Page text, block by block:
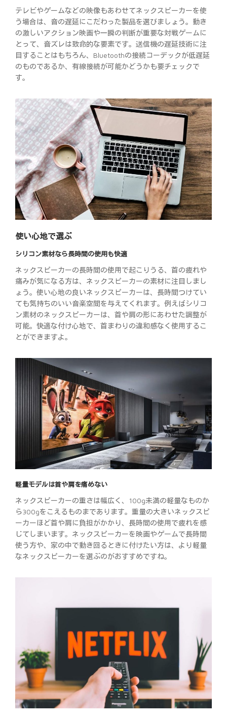
テレビやゲームなどの映像もあわせてネックスピーカーを使
う場合は、音の遅延にこだわった製品を選びましょう。動き
の激しいアクション映画や一瞬の判断が重要な対戦ゲームに
とって、音ズレは致命的な要素です。送信機の遅延技術に注
目することはもちろん、Bluetoothの接続コーデックが低遅延
のものであるか、有線接続が可能かどうかも要チェックで
す。
使い心地で選ぶ
シリコン素材なら長時間の使用も快適
ネックスピーカーの長時間の使用で起こりうる、首の疲れや
痛みが気になる方は、ネックスピーカーの素材に注目しまし
ょう。使い心地の良いネックスピーカーは、長時間つけてい
ても気持ちのいい音楽空間を与えてくれます。例えばシリコ
ン素材のネックスピーカーは、首や肩の形にあわせた調整が
可能。快適な付け心地で、首まわりの違和感なく使用するこ
とができますよ。
軽量モデルは首や肩を痛めない
ネックスピーカーの重さは幅広く、100g未満の軽量なものか
ら300gをこえるものまであります。重量の大きいネックスピ
ーカーほど首や肩に負担がかかり、長時間の使用で疲れを感
じてしまいます。ネックスピーカーを映画やゲームで長時間
使う方や、家の中で動き回るときに付けたい方は、より軽量
なネックスピーカーを選ぶのがおすすめですね。